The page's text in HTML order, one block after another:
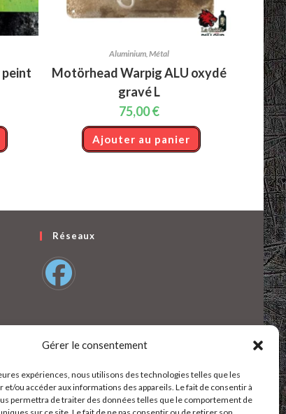
Gérer le consentement
expériences, nous utilisons des technologies telles que les
et/ou accéder aux informations des appareils. Le fait de consentir à
permettra de traiter des données telles que le comportement de
peint
Aluminium,Métal
Motörhead Warpig ALU oxydé
gravé L
75,00€
Ajouter au panier
Réseaux
nouvel